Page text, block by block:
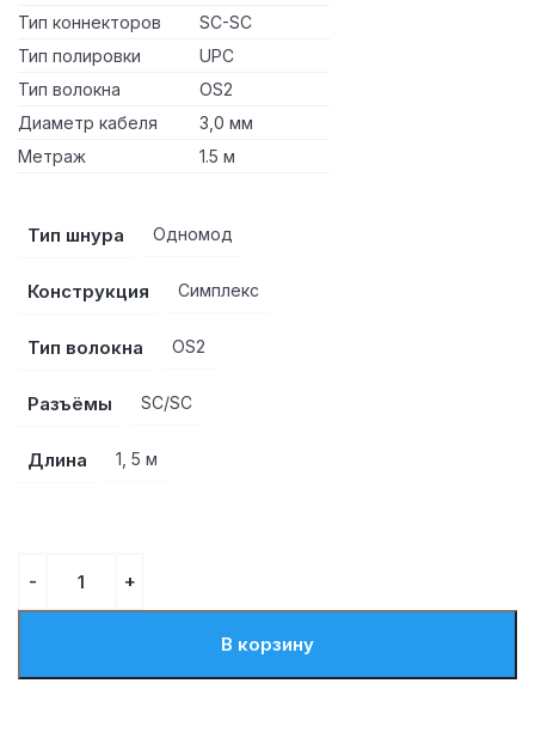
Тип коннекторов
SC-SC
Тип полировки
UPC
Тип волокна
OS2
Диаметр кабеля
3,0 мм
Метраж
1.5 м
Тип шнура Одномод
Конструкция Симплекс
Тип волокна OS2
Разъёмы SC/SC
Длина 1, 5 м
В корзину